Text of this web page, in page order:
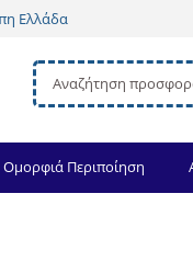
Ελλάδα
Ομορφιά Περιποίηση